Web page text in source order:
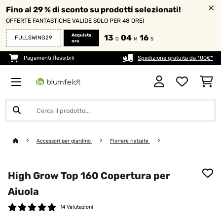
Fino al 29 % di sconto su prodotti selezionati!
OFFERTE FANTASTICHE VALIDE SOLO PER 48 ORE!
FULLSWING29
Acquista
ora
13 O 04 M 15 S
Pagamenti flessibili Spedizione gratuita da 100€*
Accessori per giardino Fioriere rialzate
High Grow Top 160 Copertura per
Aiuola
14 Valutazioni